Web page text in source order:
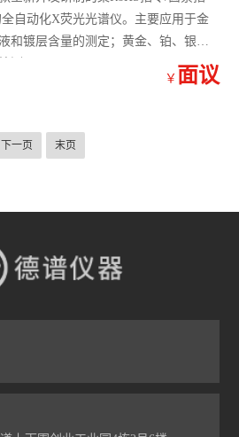
自动化X荧光光谱仪。主要应用于金
和镀层含量的测定；黄金、铂、银等
测。
￥ 面议
下一页 末页